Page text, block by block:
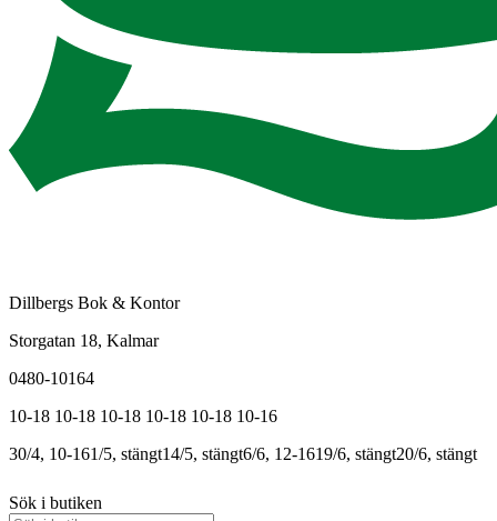
Dillbergs Bok & Kontor
Storgatan 18, Kalmar
0480-10164
10-18 10-18 10-18 10-18 10-18 10-16
30/4, 10-161/5, stängt14/5, stängt6/6, 12-1619/6, stängt20/6, stängt
Sök i butiken